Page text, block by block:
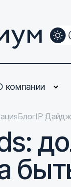
компании
БлогIP